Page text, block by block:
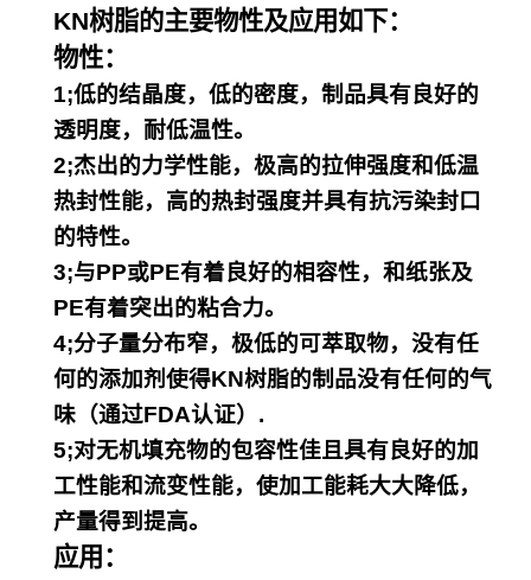
KN树脂的主要物性及应用如下：
物性：
1;低的结晶度，低的密度，制品具有良好的
透明度，耐低温性。
2;杰出的力学性能，极高的拉伸强度和低温
热封性能，高的热封强度并具有抗污染封口
的特性。
3;与PP或PE有着良好的相容性，和纸张及
PE有着突出的粘合力。
4;分子量分布窄，极低的可萃取物，没有任
何的添加剂使得KN树脂的制品没有任何的气
味（通过FDA认证）.
5;对无机填充物的包容性佳且具有良好的加
工性能和流变性能，使加工能耗大大降低，
产量得到提高。
应用：